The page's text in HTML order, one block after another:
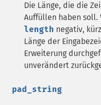
Die Länge, die die
Auffüllen haben soll.
length negativ,
Länge der
Erweiterung
unverändert
pad_string